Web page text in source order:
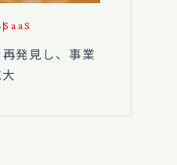
SaaS
発見し、事業